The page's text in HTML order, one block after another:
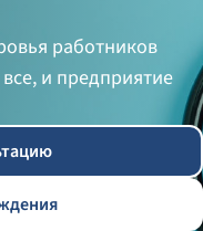
работников
и предприятие